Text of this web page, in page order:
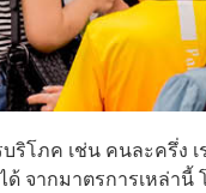
ริโภค เช่น คนละครึ่ง เ
จากมาตรการเหล่านี้